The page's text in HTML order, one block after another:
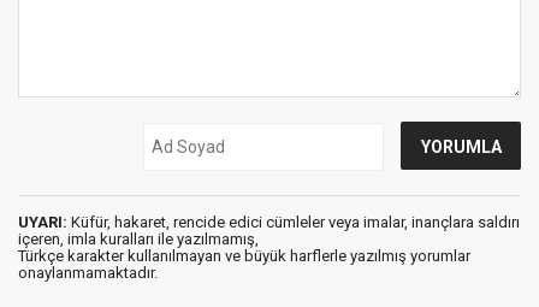
UYARI: Küfür, hakaret, rencide edici cümleler veya imalar, inançlara saldırı
içeren, imla kuralları ile yazılmamış,
Türkçe karakter kullanılmayan ve büyük harflerle yazılmış yorumlar
onaylanmamaktadır.